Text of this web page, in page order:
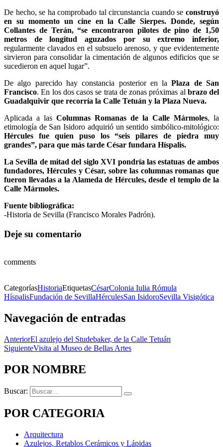
De hecho, se ha comprobado tal circunstancia cuando se construyó
en su momento un cine en la Calle Sierpes. Donde, según
Collantes de Terán, “se encontraron pilotes de pino de 1,50
metros de longitud aguzados por su extremo inferior,
regularmente clavados en el subsuelo arenoso, y que evidentemente
sirvieron para consolidar la cimentación de algunos edificios que se
sucedieron en aquel lugar”.
De algo parecido hay constancia posterior en laPlaza de San
Francisco. En los dos casos se trata de zonas próximas al brazo del
Guadalquivir que recorría la Calle Tetuán y la Plaza Nueva.
Aplicada a las Columnas Romanas de la Calle Mármoles, la
etimología de San Isidoro adquirió un sentido simbólico-mitológico:
Hércules fue quien puso los “seis pilares de piedra muy
grandes”, para que más tarde César fundara Híspalis.
La Sevilla de mitad del siglo XVI pondría las estatuas de ambos
fundadores, Hércules y César, sobre las columnas romanas que
fueron llevadas a la Alameda de Hércules, desde el templo de la
Calle Mármoles.
Fuente bibliográfica:
-Historia de Sevilla (Francisco Morales Padrón).
Deje su comentario
comments
CategoríasHistoriaEtiquetasCésarColonia Iulia Rómula
HíspalisFundación de SevillaHérculesSan IsidoroSevilla Visigótica
Navegación de entradas
AnteriorEl azulejo del Studebaker, de la Calle Tetuán
SiguienteVisita al Museo de Bellas Artes
POR NOMBRE
Buscar:
POR CATEGORIA
Arquitectura
Azulejos, Retablos Cerámicos y Lápidas